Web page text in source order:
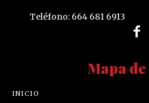
Teléfono: 664 681 6913
Mapa
INICIO